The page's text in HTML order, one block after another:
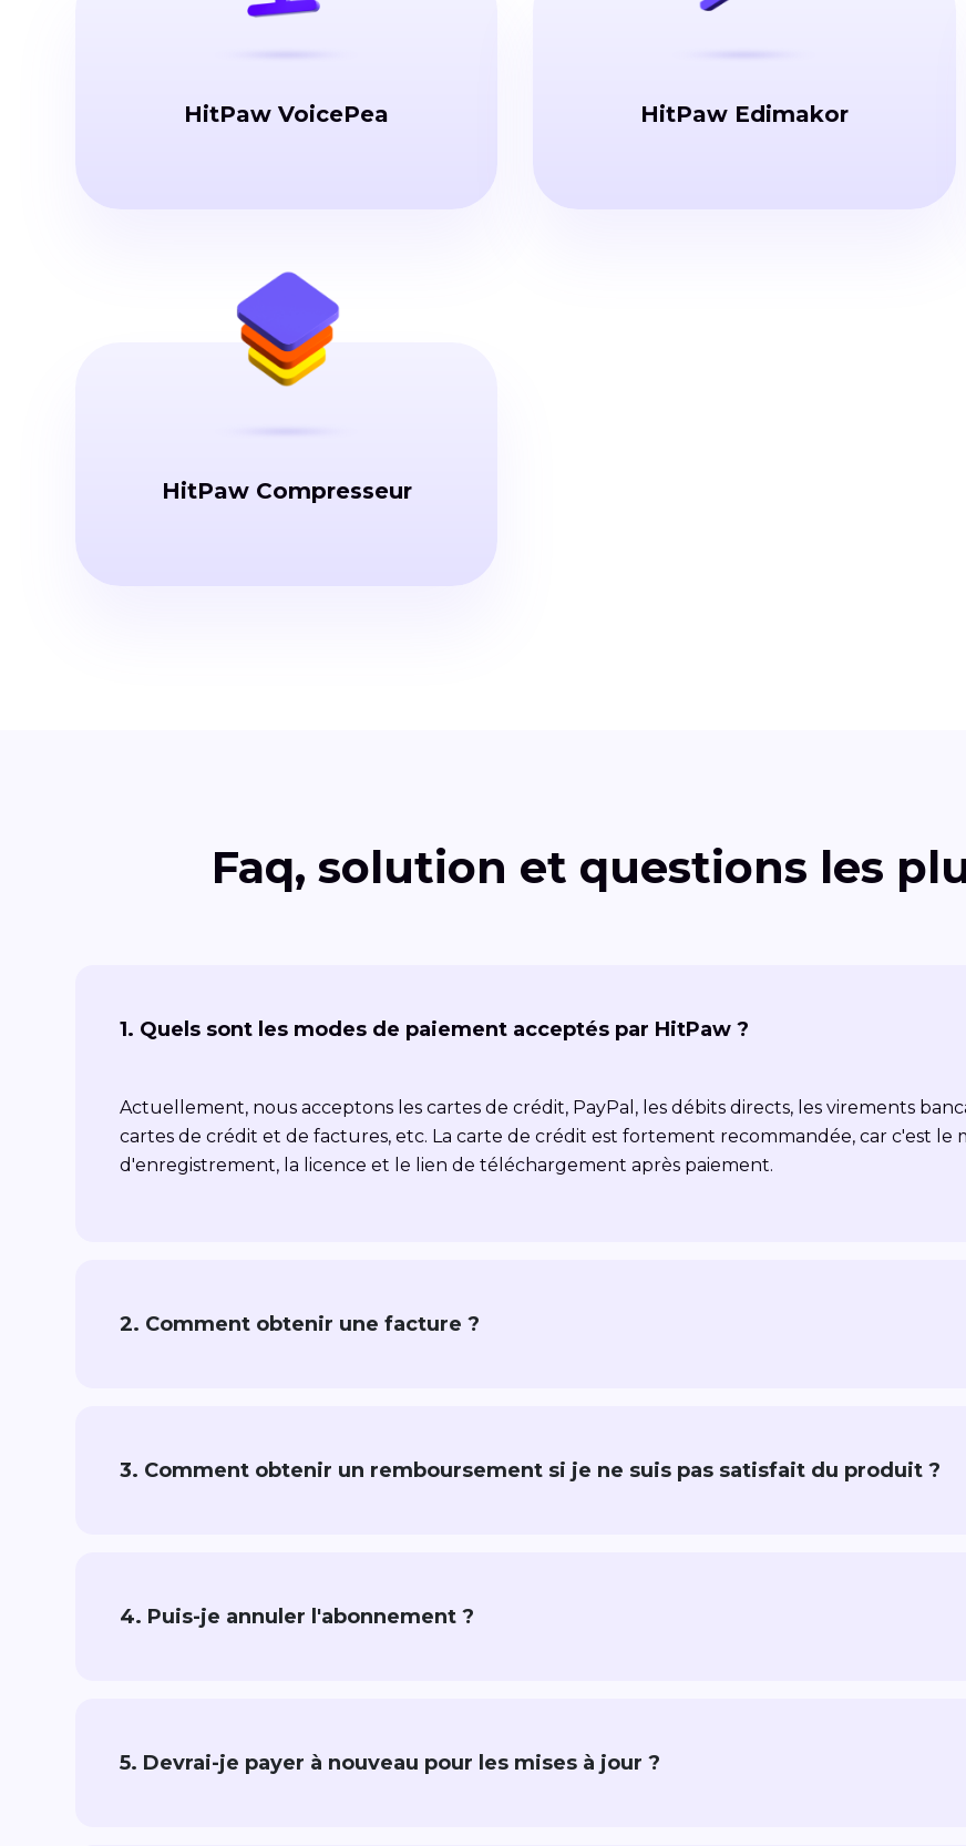
HitPaw VoicePea HitPaw Edimakor
HitPaw Compresseur
Faq, solution et questions les
1. Quels sont les modes de paiement acceptés par HitPaw ?
Actuellement, nous acceptons les cartes de crédit, PayPal, les débits directs, les virements
cartes de crédit et de factures, etc. La carte de crédit est fortement recommandée, car c'est le
d'enregistrement, la licence et le lien de téléchargement après paiement.
2. Comment obtenir une facture ?
3. Comment obtenir un remboursement si je ne suis pas satisfait du produit ?
4. Puis-je annuler l'abonnement ?
5. Devrai-je payer à nouveau pour les mises à jour ?